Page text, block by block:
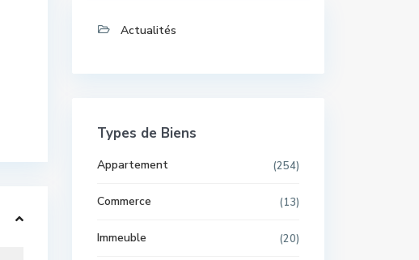
Actualités
Types de Biens
Appartement (254)
Commerce (13)
Immeuble (20)